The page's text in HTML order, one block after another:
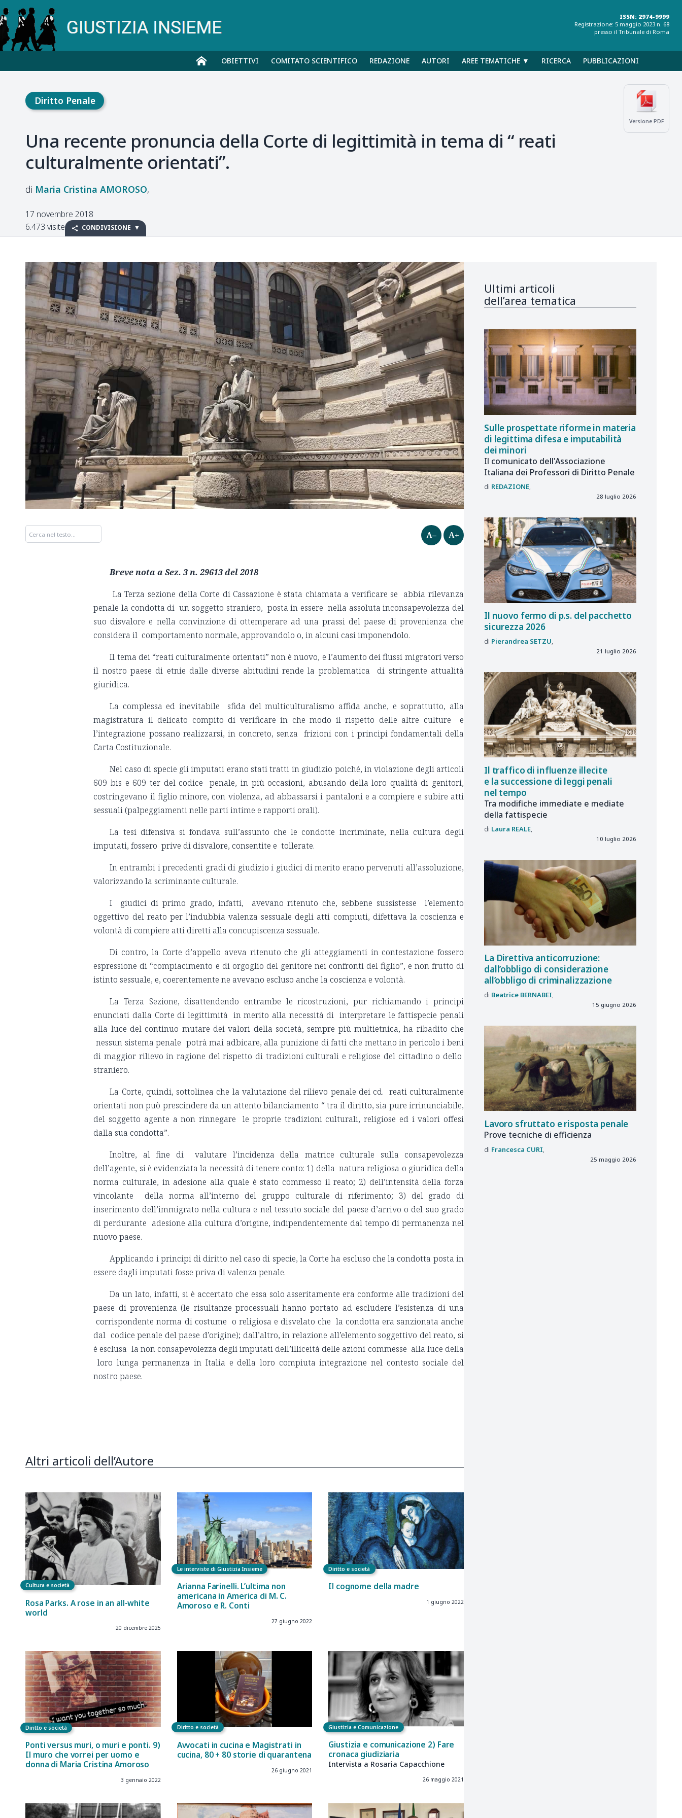
ISSN: 2974-9999
Registrazione: 5 maggio 2023 n. 68
presso il Tribunale di Roma
OBIETTIVI COMITATO SCIENTIFICO REDAZIONE AUTORI AREE TEMATICHE ▼ RICERCA PUBBLICAZIONI
Versione PDF
Diritto Penale
Una recente pronuncia della Corte di legittimità in tema di “ reati
culturalmente orientati”.
Maria Cristina AMOROSO
17 novembre 2018
6.473 visite
CONDIVISIONE
A– A+
Breve nota a Sez. 3 n. 29613 del 2018
La Terza sezione della Corte di Cassazione è stata chiamata a verificare se abbia rilevanza
penale la condotta di un soggetto straniero, posta in essere nella assoluta inconsapevolezza del
suo disvalore e nella convinzione di ottemperare ad una prassi del paese di provenienza che
considera il comportamento normale, approvandolo o, in alcuni casi imponendolo.
Il tema dei “reati culturalmente orientati” non è nuovo, e l’aumento dei flussi migratori verso
il nostro paese di etnie dalle diverse abitudini rende la problematica di stringente attualità
giuridica.
La complessa ed inevitabile sfida del multiculturalismo affida anche, e soprattutto, alla
magistratura il delicato compito di verificare in che modo il rispetto delle altre culture e
l’integrazione possano realizzarsi, in concreto, senza frizioni con i principi fondamentali della
Carta Costituzionale.
Nel caso di specie gli imputati erano stati tratti in giudizio poiché, in violazione degli articoli
609 bis e 609 ter del codice penale, in più occasioni, abusando della loro qualità di genitori,
costringevano il figlio minore, con violenza, ad abbassarsi i pantaloni e a compiere e subire atti
sessuali (palpeggiamenti nelle parti intime e rapporti orali).
La tesi difensiva si fondava sull’assunto che le condotte incriminate, nella cultura degli
imputati, fossero prive di disvalore, consentite e tollerate.
In entrambi i precedenti gradi di giudizio i giudici di merito erano pervenuti all’assoluzione,
valorizzando la scriminante culturale.
I giudici di primo grado, infatti, avevano ritenuto che, sebbene sussistesse l’elemento
oggettivo del reato per l’indubbia valenza sessuale degli atti compiuti, difettava la coscienza e
volontà di compiere atti diretti alla concupiscenza sessuale.
Di contro, la Corte d’appello aveva ritenuto che gli atteggiamenti in contestazione fossero
espressione di “compiacimento e di orgoglio del genitore nei confronti del figlio”, e non frutto di
istinto sessuale, e, coerentemente ne avevano escluso anche la coscienza e volontà.
La Terza Sezione, disattendendo entrambe le ricostruzioni, pur richiamando i principi
enunciati dalla Corte di legittimità in merito alla necessità di interpretare le fattispecie penali
alla luce del continuo mutare dei valori della società, sempre più multietnica, ha ribadito che
nessun sistema penale potrà mai adbicare, alla punizione di fatti che mettano in pericolo i beni
di maggior rilievo in ragione del rispetto di tradizioni culturali e religiose del cittadino o dello
straniero.
La Corte, quindi, sottolinea che la valutazione del rilievo penale dei cd. reati culturalmente
orientati non può prescindere da un attento bilanciamento “ tra il diritto, sia pure irrinunciabile,
del soggetto agente a non rinnegare le proprie tradizioni culturali, religiose ed i valori offesi
dalla sua condotta”.
Inoltre, al fine di valutare l’incidenza della matrice culturale sulla consapevolezza
dell’agente, si è evidenziata la necessità di tenere conto: 1) della natura religiosa o giuridica della
norma culturale, in adesione alla quale è stato commesso il reato; 2) dell’intensità della forza
vincolante della norma all’interno del gruppo culturale di riferimento; 3) del grado di
inserimento dell’immigrato nella cultura e nel tessuto sociale del paese d’arrivo o del suo grado
di perdurante adesione alla cultura d’origine, indipendentemente dal tempo di permanenza nel
nuovo paese.
Applicando i principi di diritto nel caso di specie, la Corte ha escluso che la condotta posta in
essere dagli imputati fosse priva di valenza penale.
Da un lato, infatti, si è accertato che essa solo asseritamente era conforme alle tradizioni del
paese di provenienza (le risultanze processuali hanno portato ad escludere l’esistenza di una
corrispondente norma di costume o religiosa e disvelato che la condotta era sanzionata anche
dal codice penale del paese d’origine); dall’altro, in relazione all’elemento soggettivo del reato, si
è esclusa la non consapevolezza degli imputati dell’illiceità delle azioni commesse alla luce della
loro lunga permanenza in Italia e della loro compiuta integrazione nel contesto sociale del
nostro paese.
Altri articoli dell’Autore
Cultura e società
Rosa Parks. A rose in an all-white
world
20 dicembre 2025
Le interviste di Giustizia Insieme
Arianna Farinelli. L’ultima non
americana in America di M. C.
Amoroso e R. Conti
27 giugno 2022
Diritto e società
Il cognome della madre
1 giugno 2022
Diritto e società
Ponti versus muri, o muri e ponti. 9)
Il muro che vorrei per uomo e
donna di Maria Cristina Amoroso
3 gennaio 2022
Diritto e società
Avvocati in cucina e Magistrati in
cucina, 80 + 80 storie di quarantena
26 giugno 2021
Giustizia e Comunicazione
Giustizia e comunicazione 2) Fare
cronaca giudiziaria
Intervista a Rosaria Capacchione
26 maggio 2021
Ultimi articoli
dell’area tematica
Sulle prospettate riforme in materia
di legittima difesa e imputabilità
dei minori
Il comunicato dell'Associazione
Italiana dei Professori di Diritto Penale
REDAZIONE
28 luglio 2026
Il nuovo fermo di p.s. del pacchetto
sicurezza 2026
Pierandrea SETZU
21 luglio 2026
Il traffico di influenze illecite
e la successione di leggi penali
nel tempo
Tra modifiche immediate e mediate
della fattispecie
Laura REALE
10 luglio 2026
La Direttiva anticorruzione:
dall’obbligo di considerazione
all’obbligo di criminalizzazione
Beatrice BERNABEI
15 giugno 2026
Lavoro sfruttato e risposta penale
Prove tecniche di efficienza
Francesca CURI
25 maggio 2026